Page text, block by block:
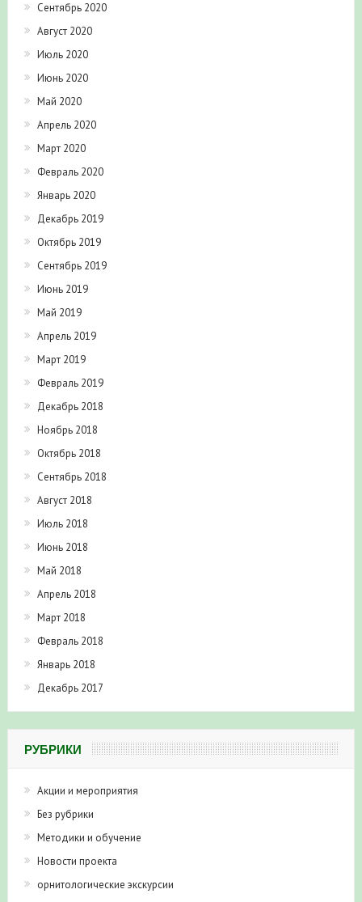
Сентябрь 2020
Август 2020
Июль 2020
Июнь 2020
Май 2020
Апрель 2020
Март 2020
Февраль 2020
Январь 2020
Декабрь 2019
Октябрь 2019
Сентябрь 2019
Июнь 2019
Май 2019
Апрель 2019
Март 2019
Февраль 2019
Декабрь 2018
Ноябрь 2018
Октябрь 2018
Сентябрь 2018
Август 2018
Июль 2018
Июнь 2018
Май 2018
Апрель 2018
Март 2018
Февраль 2018
Январь 2018
Декабрь 2017
РУБРИКИ
Акции и мероприятия
Без рубрики
Методики и обучение
Новости проекта
орнитологические экскурсии